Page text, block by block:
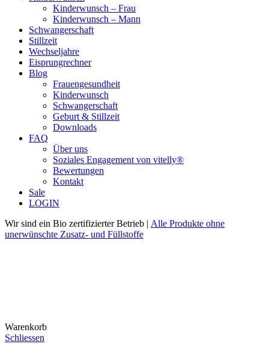
Kinderwunsch – Frau
Kinderwunsch – Mann
Schwangerschaft
Stillzeit
Wechseljahre
Eisprungrechner
Blog
Frauengesundheit
Kinderwunsch
Schwangerschaft
Geburt & Stillzeit
Downloads
FAQ
Über uns
Soziales Engagement von vitelly®
Bewertungen
Kontakt
Sale
LOGIN
Wir sind ein Bio zertifizierter Betrieb | Alle Produkte ohne
unerwünschte Zusatz- und Füllstoffe
Warenkorb
Schliessen